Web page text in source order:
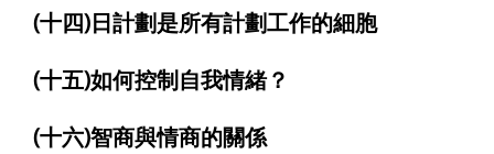
(十四)日計劃是所有計劃工作的細胞
(十五)如何控制自我情緒？
(十六)智商與情商的關係